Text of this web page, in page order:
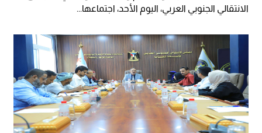
الانتقالي الجنوبي العربي، اليوم الأحد، اجتماعها...